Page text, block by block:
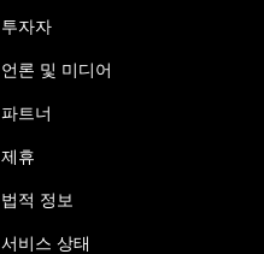
투자자
언론 및 미디어
파트너
제휴
법적 정보
서비스 상태